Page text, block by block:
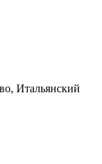
Итальянский